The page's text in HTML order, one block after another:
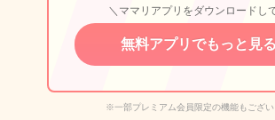
＼ママリアプリをダウンロードし
無料アプリでもっと見る
※一部プレミアム会員限定の機能もござい